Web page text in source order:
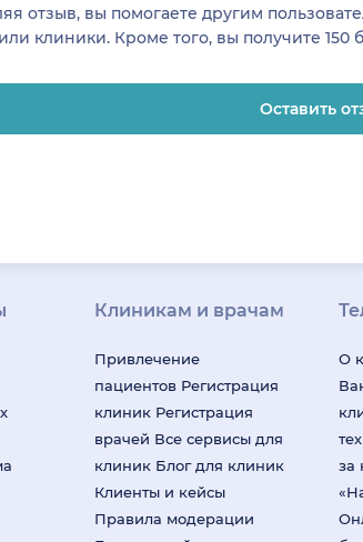
отзыв, вы помогаете другим
клиники. Кроме того, вы получите 150
Оставить
Клиникам и врачам
Привлечение
пациентов Регистрация
клиник Регистрация
врачей Все сервисы для
клиник Блог для клиник
Клиенты и кейсы
Правила модерации
О
за